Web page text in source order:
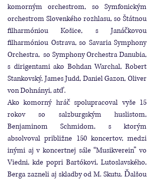
komorným orchestrom, so Symfonickým
orchestrom Slovenkého rozhlasu, so Štátnou
filharmóniou Košice, s Janáčkovou
filharmóniou Ostrava, so Savaria Symphony
Orchestra, so Symphony Orchestra Danubia,
s dirigentami ako Bohdan Warchal, Robert
Stankovský, James Judd, Daniel Gazon, Oliver
von Dohnányi, atď.
Ako komorný hráč spolupracoval vyše 15
rokov so salzburgským huslistom,
Benjaminom Schmidom, s ktorým
absolvoval približne 150 koncertov, medzi
inými aj v koncertnej sále “Musikverein” vo
Viedni, kde popri Bartókovi, Lutoslavského,
Berga zazneli aj skladby od M. Skutu. Ďalšou